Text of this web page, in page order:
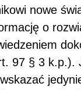
nowe
o
97 § 3 k.p.).